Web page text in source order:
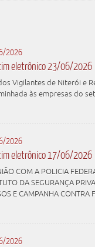
2026
eletrônico 23/06/2026
Vigilantes de Niterói e
às empresas do
2026
eletrônico 17/06/2026
COM A POLICIA
DA SEGURANÇA
E CAMPANHA CONTRA
2026